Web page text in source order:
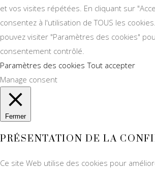
et vos visites répétées. En cliquant sur
consentez à l'utilisation de TOUS les
pouvez visiter "Paramètres des cookies"
consentement contrôlé.
Paramètres des cookies Tout accepter
Manage consent
Fermer
PRÉSENTATION DE LA
Ce site Web utilise des cookies pour